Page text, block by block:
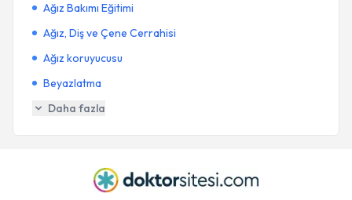
Ağız Bakımı Eğitimi
Ağız, Diş ve Çene Cerrahisi
Ağız koruyucusu
Beyazlatma
Daha fazla